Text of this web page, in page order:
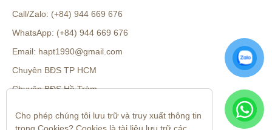
Call/Zalo: (+84) 944 669 676
WhatsApp: (+84) 944 669 676
Email: hapt1990@gmail.com
Chuyên BĐS TP HCM
Chuyên BĐS Hồ Tràm
Cho phép chúng tôi lưu trữ và truy xuất thông tin